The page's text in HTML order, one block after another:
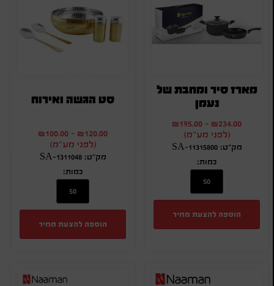
מארז סיר ומחבת של
נעמן
₪234.00
-
₪195.00
(לפני מע"מ)
מק"ט: SA-11315800
כמות:
הוספה להצעת מחיר
סט הגשה ואירוח
₪120.00
-
₪100.00
(לפני מע"מ)
מק"ט: SA-1311048
כמות:
הוספה להצעת מחיר